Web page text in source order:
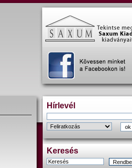
Hírlevél
Keresés